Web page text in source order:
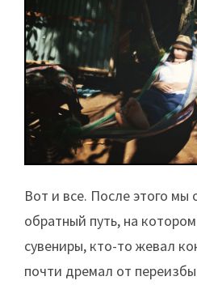
Вот и все. После этого мы
обратный путь, на
сувениры, кто-то жевал
почти дремал от